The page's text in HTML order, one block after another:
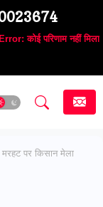
Error: कोई परिणाम नहीं मिला
पर किसान मेला